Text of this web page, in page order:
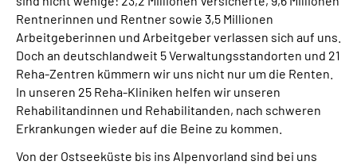
Rentnerinnen und Rentner sowie 3,5 Millionen
Arbeitgeberinnen und Arbeitgeber verlassen sich auf uns.
Doch an deutschlandweit 5 Verwaltungsstandorten und 21
Reha-Zentren kümmern wir uns nicht nur um die Renten.
In unseren 25 Reha-Kliniken helfen wir unseren
Rehabilitandinnen und Rehabilitanden, nach schweren
Erkrankungen wieder auf die Beine zu kommen.
Von der Ostseeküste bis ins Alpenvorland sind bei uns